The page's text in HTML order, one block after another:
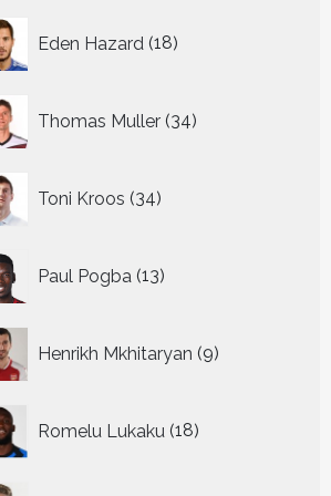
Eden Hazard 18
producten
Thomas Muller 34
producten
Toni Kroos 34
producten
Paul Pogba 13
producten
Henrikh Mkhitaryan 9
producten
Romelu Lukaku 18
producten